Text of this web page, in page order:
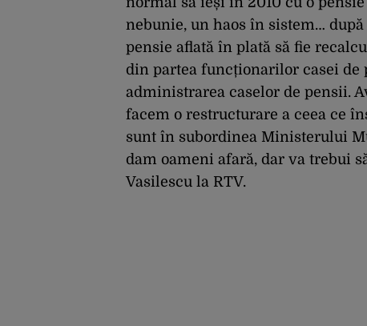
nebunie, un haos în sistem…
pensie aflată în plată să fie
din partea funcționarilor casei
administrarea caselor de pensii.
facem o restructurare a ceea ce
sunt în subordinea Ministerului
dam oameni afară, dar va trebui
Vasilescu la RTV.